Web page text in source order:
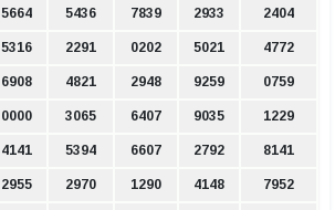
5664 5436 7839 2933 2404
5316 2291 0202 5021 4772
6908 4821 2948 9259 0759
0000 3065 6407 9035 1229
4141 5394 6607 2792 8141
2955 2970 1290 4148 7952